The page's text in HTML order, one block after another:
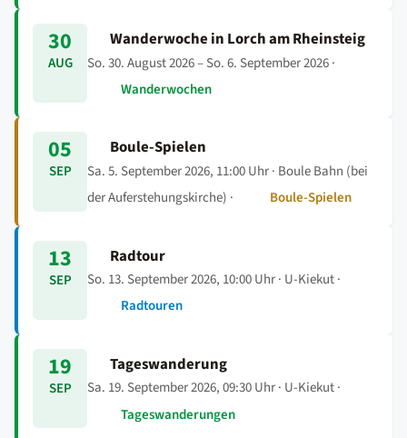
30
AUG
Wanderwoche in Lorch am Rheinsteig
So. 30. August 2026 – So. 6. September 2026·
Wanderwochen
05
SEP
Boule-Spielen
Sa. 5. September 2026, 11:00 Uhr· Boule Bahn (bei
der Auferstehungskirche) ·
Boule-Spielen
13
SEP
Radtour
So. 13. September 2026, 10:00 Uhr· U-Kiekut ·
Radtouren
19
SEP
Tageswanderung
Sa. 19. September 2026, 09:30 Uhr· U-Kiekut ·
Tageswanderungen